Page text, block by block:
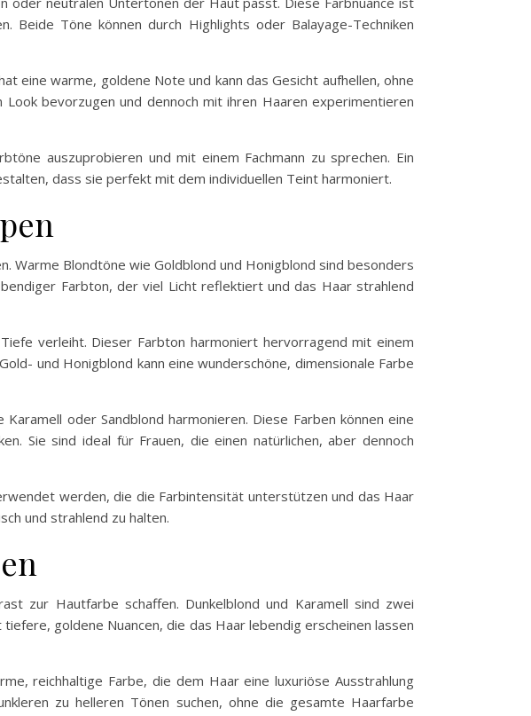
Töne können durch Highlights oder Balayage-Techniken
eine warme, goldene Note und kann das Gesicht aufhellen, ohne
bevorzugen und dennoch mit ihren Haaren experimentieren
auszuprobieren und mit einem Fachmann zu sprechen. Ein
dass sie perfekt mit dem individuellen Teint harmoniert.
Warme Blondtöne wie Goldblond und Honigblond sind besonders
Farbton, der viel Licht reflektiert und das Haar strahlend
verleiht. Dieser Farbton harmoniert hervorragend mit einem
und Honigblond kann eine wunderschöne, dimensionale Farbe
oder Sandblond harmonieren. Diese Farben können eine
Sie sind ideal für Frauen, die einen natürlichen, aber dennoch
werden, die die Farbintensität unterstützen und das Haar
und strahlend zu halten.
zur Hautfarbe schaffen. Dunkelblond und Karamell sind zwei
goldene Nuancen, die das Haar lebendig erscheinen lassen
reichhaltige Farbe, die dem Haar eine luxuriöse Ausstrahlung
zu helleren Tönen suchen, ohne die gesamte Haarfarbe